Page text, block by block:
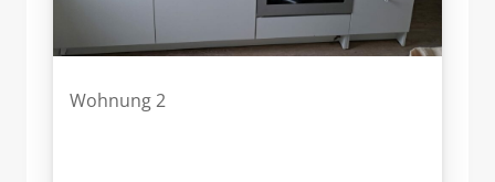
Wohnung 2